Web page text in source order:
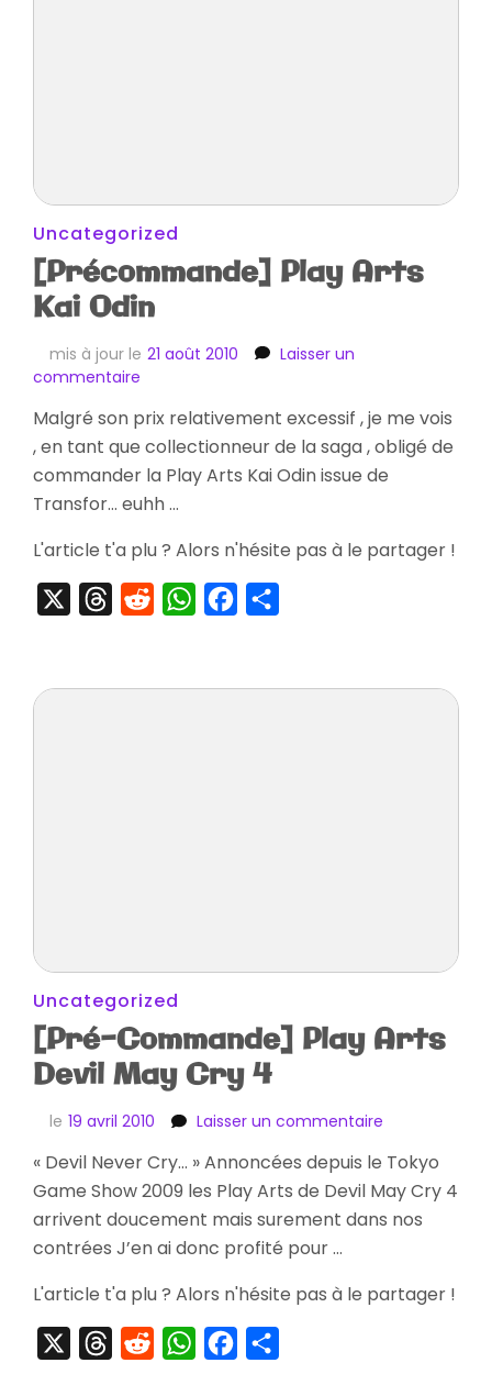
Uncategorized
[Précommande] Play Arts
Kai Odin
mis à jour le 21 août 2010
Laisser un
commentaire
Play
Arts
Kai
Malgré son prix relativement excessif , je me vois
, en tant que collectionneur de la saga , obligé de
commander la Play Arts Kai Odin issue de
Transfor… euhh …
L'article t'a plu ? Alors n'hésite pas à le partager !
ThreadsRedditWhatsAppFacebook
Uncategorized
[Pré-Commande] Play Arts
Devil May Cry 4
le 19 avril 2010 Laisser un commentaire
Commande]
Play
Arts
4
« Devil Never Cry… » Annoncées depuis le Tokyo
Game Show 2009 les Play Arts de Devil May Cry 4
arrivent doucement mais surement dans nos
contrées J’en ai donc profité pour …
L'article t'a plu ? Alors n'hésite pas à le partager !
ThreadsRedditWhatsAppFacebook